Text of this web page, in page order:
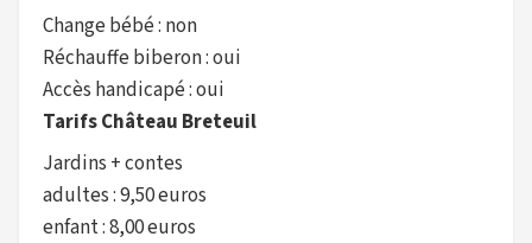
Change bébé : non
Réchauffe biberon : oui
Accès handicapé : oui
Tarifs Château Breteuil
Jardins + contes
adultes : 9,50 euros
enfant : 8,00 euros